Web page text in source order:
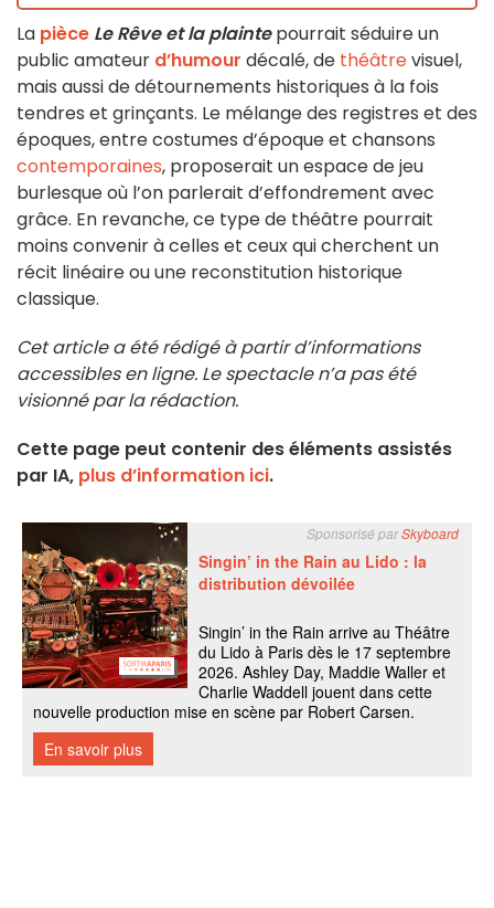
La pièce Le Rêve et la plaintepourrait séduire un
public amateur d’humour décalé, de théâtrevisuel,
mais aussi de détournements historiques à la fois
tendres et grinçants. Le mélange des registres et des
époques, entre costumes d’époque et chansons
contemporaines, proposerait un espace de jeu
burlesque où l’on parlerait d’effondrement avec
grâce. En revanche, ce type de théâtre pourrait
moins convenir à celles et ceux qui cherchent un
récit linéaire ou une reconstitution historique
classique.
Cet article a été rédigé à partir d’informations
accessibles en ligne. Le spectacle n’a pas été
visionné par la rédaction.
Cette page peut contenir des éléments assistés
par IA, plus d’information ici.